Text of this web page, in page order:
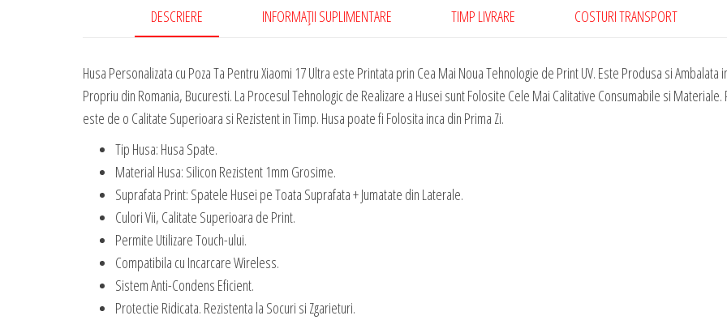
17
DESCRIERE INFORMAȚII SUPLIMENTARE TIMP LIVRARE COSTURI TRANSPORT
Husa Personalizata cu Poza Ta Pentru Xiaomi 17 Ultra este Printata prin Cea Mai Noua Tehnologie de Print UV. Este Produsa si Ambalata
Propriu din Romania, Bucuresti. La Procesul Tehnologic de Realizare a Husei sunt Folosite Cele Mai Calitative Consumabile si Materiale.
este de o Calitate Superioara si Rezistent in Timp. Husa poate fi Folosita inca din Prima Zi.
Tip Husa: Husa Spate.
Material Husa: Silicon Rezistent 1mm Grosime.
Suprafata Print: Spatele Husei pe Toata Suprafata + Jumatate din Laterale.
Culori Vii, Calitate Superioara de Print.
Permite Utilizare Touch-ului.
Compatibila cu Incarcare Wireless.
Sistem Anti-Condens Eficient.
Protectie Ridicata. Rezistenta la Socuri si Zgarieturi.